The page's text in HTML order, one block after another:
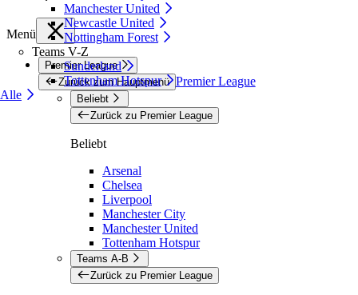
Manchester United
Newcastle United
Nottingham Forest
Teams V-Z
Sunderland
Tottenham Hotspur
Alle
Menü
Premier League
Zurück zum Hauptmenü Premier League
Beliebt
Zurück zu Premier League
Beliebt
Arsenal
Chelsea
Liverpool
Manchester City
Manchester United
Tottenham Hotspur
Teams A-B
Zurück zu Premier League